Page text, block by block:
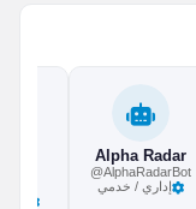
Alpha Radar
@AlphaRadarBot
إداري / خدمي